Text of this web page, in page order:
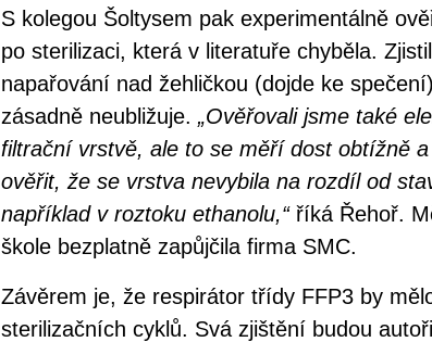
S kolegou Šoltysem pak experimentálně
po sterilizaci, která v literatuře chyběla.
napařování nad žehličkou (dojde ke
zásadně neubližuje. „Ověřovali jsme také
filtrační vrstvě, ale to se měří dost obtížně
ověřit, že se vrstva nevybila na rozdíl od
například v roztoku ethanolu,“říká Řehoř.
škole bezplatně zapůjčila firma SMC.
Závěrem je, že respirátor třídy FFP3 by
sterilizačních cyklů. Svá zjištění budou